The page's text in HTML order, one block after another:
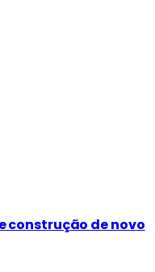
construção de novo